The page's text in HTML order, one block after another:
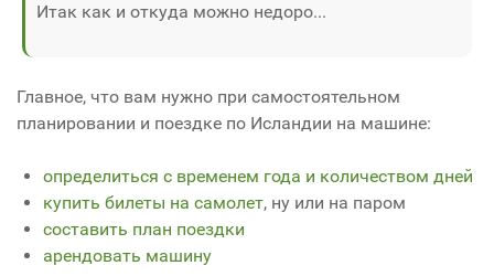
Итак как и откуда можно недоро...
Главное, что вам нужно при самостоятельном
планировании и поездке по Исландии на машине:
определиться с временем года и количеством дней
купить билеты на самолет, ну или на паром
составить план поездки
арендовать машину